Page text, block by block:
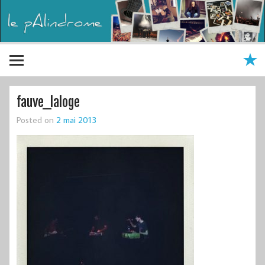
fauve_laloge
Posted on 2 mai 2013